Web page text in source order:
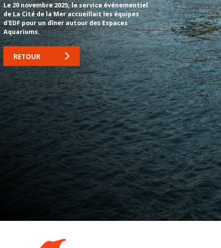
Le 20 novembre 2025, le service événementiel
de La Cité de la Mer accueillait les équipes
d'EDF pour un dîner autour des Espaces
Aquariums.
RETOUR